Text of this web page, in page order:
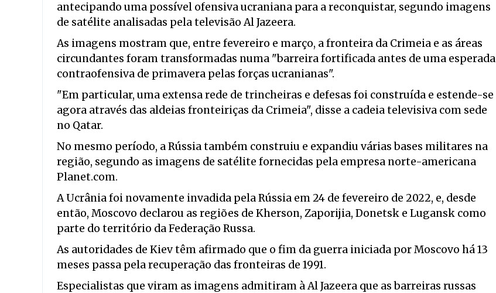
antecipando uma possível ofensiva ucraniana para a reconquistar, segundo imagens
de satélite analisadas pela televisão Al Jazeera.
As imagens mostram que, entre fevereiro e março, a fronteira da Crimeia e as áreas
circundantes foram transformadas numa "barreira fortificada antes de uma esperada
contraofensiva de primavera pelas forças ucranianas".
"Em particular, uma extensa rede de trincheiras e defesas foi construída e estende-se
agora através das aldeias fronteiriças da Crimeia", disse a cadeia televisiva com sede
no Qatar.
No mesmo período, a Rússia também construiu e expandiu várias bases militares na
região, segundo as imagens de satélite fornecidas pela empresa norte-americana
Planet.com.
A Ucrânia foi novamente invadida pela Rússia em 24 de fevereiro de 2022, e, desde
então, Moscovo declarou as regiões de Kherson, Zaporijia, Donetsk e Lugansk como
parte do território da Federação Russa.
As autoridades de Kiev têm afirmado que o fim da guerra iniciada por Moscovo há 13
meses passa pela recuperação das fronteiras de 1991.
Especialistas que viram as imagens admitiram à Al Jazeera que as barreiras russas